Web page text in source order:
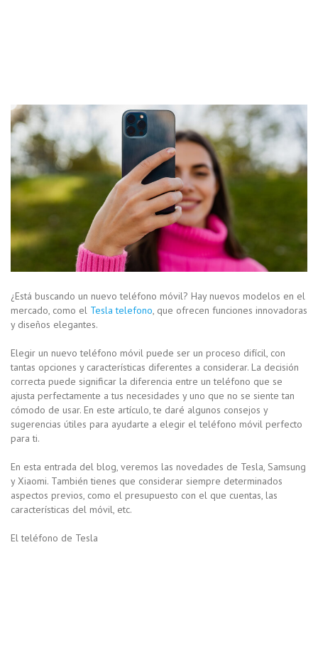
¿Está buscando un nuevo teléfono móvil? Hay nuevos modelos en el
mercado, como el Tesla telefono, que ofrecen funciones innovadoras
y diseños elegantes.
Elegir un nuevo teléfono móvil puede ser un proceso difícil, con
tantas opciones y características diferentes a considerar. La decisión
correcta puede significar la diferencia entre un teléfono que se
ajusta perfectamente a tus necesidades y uno que no se siente tan
cómodo de usar. En este artículo, te daré algunos consejos y
sugerencias útiles para ayudarte a elegir el teléfono móvil perfecto
para ti.
En esta entrada del blog, veremos las novedades de Tesla, Samsung
y Xiaomi. También tienes que considerar siempre determinados
aspectos previos, como el presupuesto con el que cuentas, las
características del móvil, etc.
El teléfono de Tesla